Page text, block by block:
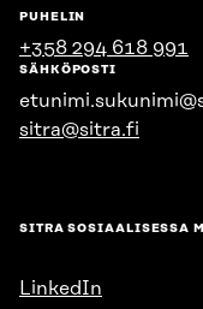
PUHELIN
+358 294 618 991
SÄHKÖPOSTI
sitra@sitra.fi
SITRA SOSIAALISESSA
LinkedIn